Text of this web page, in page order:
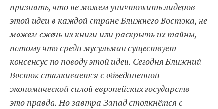
признать, что не можем уничтожить лидеров
этой идеи в каждой стране Ближнего Востока, не
можем сжечь их книги или раскрыть их тайны,
потому что среди мусульман существует
консенсус по поводу этой идеи. Сегодня Ближний
Восток сталкивается с объединённой
экономической силой европейских государств —
это правда. Но завтра Запад столкнётся с